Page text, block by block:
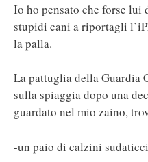
Io ho pensato che forse lui
stupidi cani a riportagli
la palla.
La pattuglia della Guardia
sulla spiaggia dopo una
guardato nel mio zaino,
-un paio di calzini sudaticci